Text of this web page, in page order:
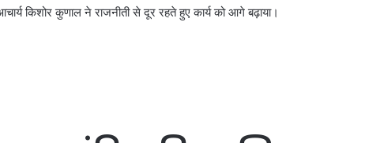
किशोर कुणाल ने राजनीती से दूर रहते हुए कार्य को आगे बढ़ाया।